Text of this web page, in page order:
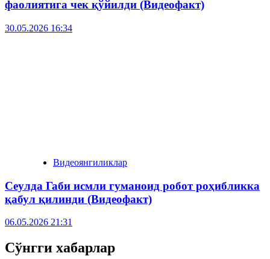
фаолиятига чек қўйилди (Видеофакт)
30.05.2026 16:34
Видеоянгиликлар
Сеулда Габи исмли гуманоид робот роҳибликка
қабул қилинди (Видеофакт)
06.05.2026 21:31
Сўнгги хабарлар